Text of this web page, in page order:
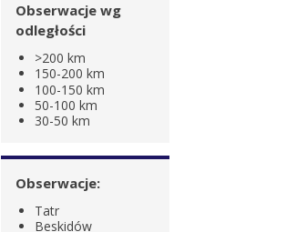
Obserwacje wg
odległości
>200 km
150-200 km
100-150 km
50-100 km
30-50 km
Obserwacje:
Tatr
Beskidów